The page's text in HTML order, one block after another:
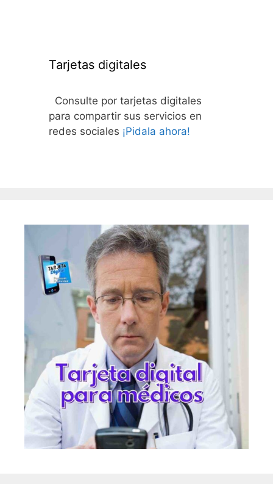
Tarjetas digitales
Consulte por tarjetas digitales
para compartir sus servicios en
redes sociales ¡Pidala ahora!